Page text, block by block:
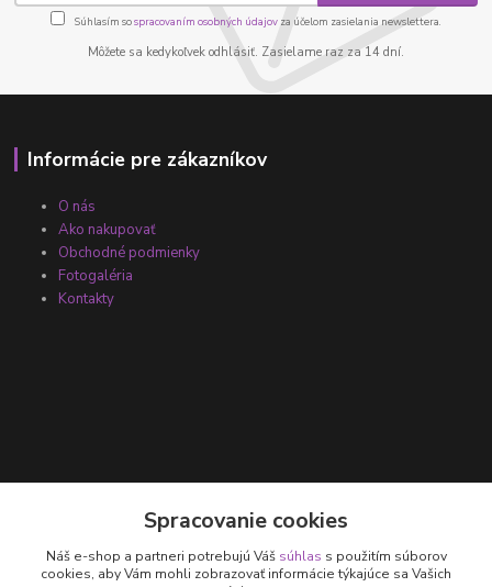
Súhlasím sospracovaním osobných údajov za účelom zasielania newslettera.
Môžete sa kedykoľvek odhlásiť. Zasielame raz za 14 dní.
Informácie pre zákazníkov
O nás
Ako nakupovať
Obchodné podmienky
Fotogaléria
Kontakty
+421 905 531 251
Spracovanie cookies
Náš e-shop a partneri potrebujú Váš súhlas s použitím súborov
cookies, aby Vám mohli zobrazovať informácie týkajúce sa Vašich